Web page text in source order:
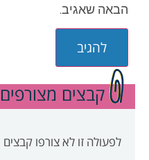
הבאה שאגיב.
קבצים מצורפים
לפעולה זו לא צורפו קבצים